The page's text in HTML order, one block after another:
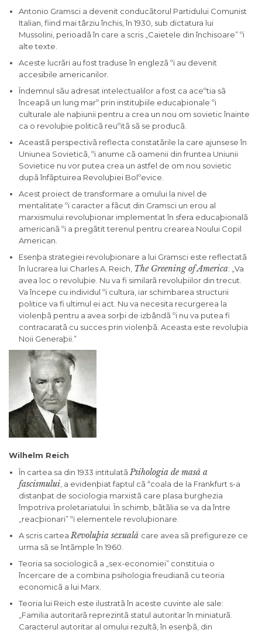
Antonio Gramsci a devenit conducãtorul Partidului Comunist
Italian, fiind mai târziu închis, în 1930, sub dictatura lui
Mussolini, perioadã în care a scris „Caietele din închisoare” ºi
alte texte.
Aceste lucrãri au fost traduse în englezã ºi au devenit
accesibile americanilor.
Îndemnul sãu adresat intelectualilor a fost ca aceºtia sã
înceapã un lung marº prin instituþiile educaþionale ºi
culturale ale naþiunii pentru a crea un nou om sovietic înainte
ca o revoluþie politicã reuºitã sã se producã.
Aceastã perspectivã reflecta constatãrile la care ajunsese în
Uniunea Sovieticã, ºi anume cã oamenii din fruntea Uniunii
Sovietice nu vor putea crea un astfel de om nou sovietic
dupã înfãptuirea Revoluþiei Bolºevice.
Acest proiect de transformare a omului la nivel de
mentalitate ºi caracter a fãcut din Gramsci un erou al
marxismului revoluþionar implementat în sfera educaþionalã
americanã ºi a pregãtit terenul pentru crearea Noului Copil
American.
Esenþa strategiei revoluþionare a lui Gramsci este reflectatã
în lucrarea lui Charles A. Reich, The Greening of America: „Va
avea loc o revoluþie. Nu va fi similarã revoluþiilor din trecut.
Va începe cu individul ºi cultura, iar schimbarea structurii
politice va fi ultimul ei act. Nu va necesita recurgerea la
violenþã pentru a avea sorþi de izbândã ºi nu va putea fi
contracaratã cu succes prin violenþã. Aceasta este revoluþia
Noii Generaþii.”
Wilhelm Reich
În cartea sa din 1933 intitulatã Psihologia de masã a
fascismului, a evidenþiat faptul cã ªcoala de la Frankfurt s-a
distanþat de sociologia marxistã care plasa burghezia
împotriva proletariatului. În schimb, bãtãlia se va da între
„reacþionari” ºi elementele revoluþionare.
A scris cartea Revoluþia sexualã care avea sã prefigureze ce
urma sã se întãmple în 1960.
Teoria sa sociologicã a „sex-economiei” constituia o
încercare de a combina psihologia freudianã cu teoria
economicã a lui Marx.
Teoria lui Reich este ilustratã în aceste cuvinte ale sale:
„Familia autoritarã reprezintã statul autoritar în miniaturã.
Caracterul autoritar al omului rezultã, în esenþã, din